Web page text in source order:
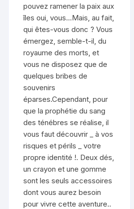
pouvez ramener la paix aux
îles oui, vous…Mais, au fait,
qui êtes-vous donc ? Vous
émergez, semble-t-il, du
royaume des morts, et
vous ne disposez que de
quelques bribes de
souvenirs
éparses.Cependant, pour
que la prophétie du sang
des ténébres se réalise, il
vous faut découvrir _ à vos
risques et périls _ votre
propre identité !. Deux dés,
un crayon et une gomme
sont les seuls accessoires
dont vous aurez besoin
pour vivre cette aventure..